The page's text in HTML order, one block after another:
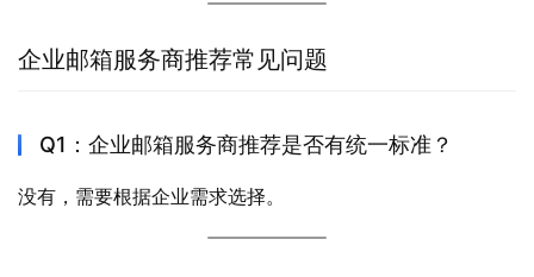
企业邮箱服务商推荐常见问题
Q1：企业邮箱服务商推荐是否有统一标准？
没有，需要根据企业需求选择。